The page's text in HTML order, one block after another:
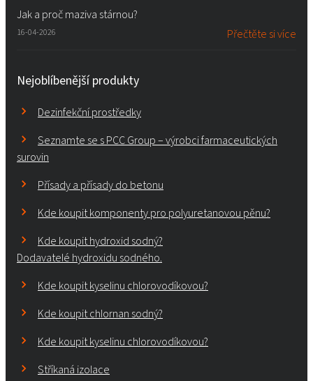
Jak a proč maziva stárnou?
16-04-2026 Přečtěte si více
Nejoblíbenější produkty
Dezinfekční prostředky
Seznamte se s PCC Group – výrobci farmaceutických
surovin
Přísady a přísady do betonu
Kde koupit komponenty pro polyuretanovou pěnu?
Kde koupit hydroxid sodný?
Dodavatelé hydroxidu sodného.
Kde koupit kyselinu chlorovodíkovou?
Kde koupit chlornan sodný?
Kde koupit kyselinu chlorovodíkovou?
Stříkaná izolace